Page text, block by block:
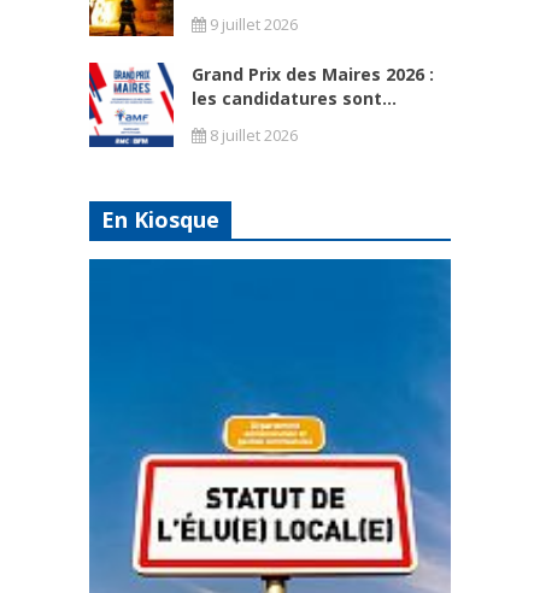
9 juillet 2026
Grand Prix des Maires 2026 :
les candidatures sont...
8 juillet 2026
En Kiosque